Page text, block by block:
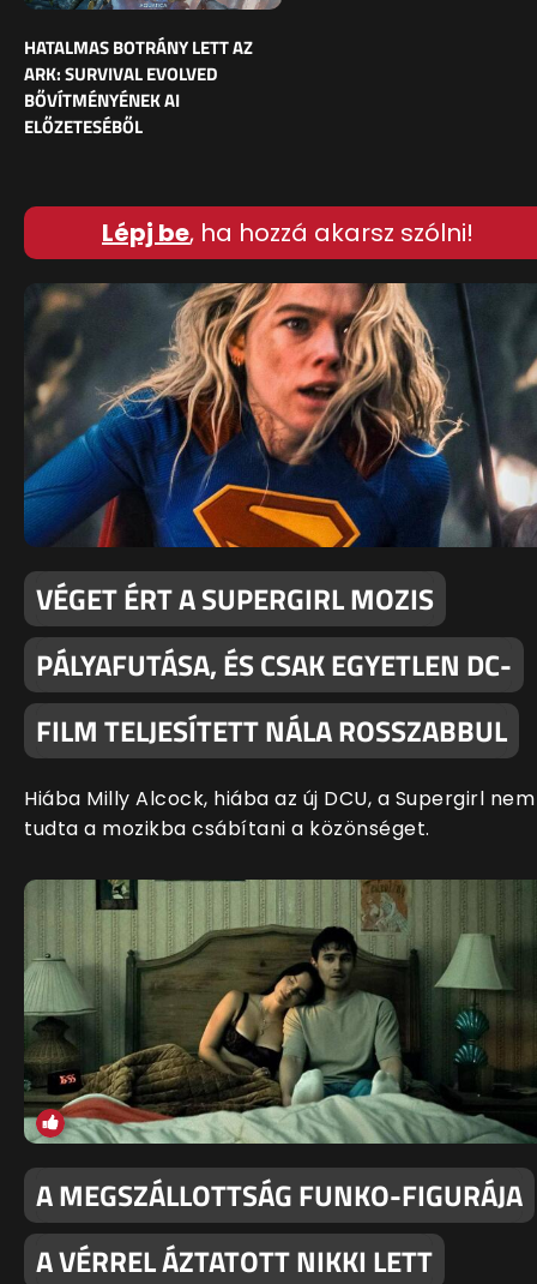
HATALMAS BOTRÁNY LETT AZ
ARK: SURVIVAL EVOLVED
BŐVÍTMÉNYÉNEK AI
ELŐZETESÉBŐL
Lépj be, ha hozzá akarsz szólni!
VÉGET ÉRT A SUPERGIRL MOZIS
PÁLYAFUTÁSA, ÉS CSAK EGYETLEN DC-
FILM TELJESÍTETT NÁLA ROSSZABBUL
Hiába Milly Alcock, hiába az új DCU, a Supergirl nem
tudta a mozikba csábítani a közönséget.
A MEGSZÁLLOTTSÁG FUNKO-FIGURÁJA
A VÉRREL ÁZTATOTT NIKKI LETT